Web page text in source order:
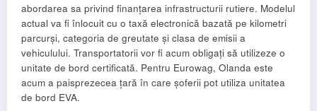
abordarea sa privind finanțarea infrastructurii rutiere. Modelul
actual va fi înlocuit cu o taxă electronică bazată pe kilometri
parcurși, categoria de greutate și clasa de emisii a
vehiculului. Transportatorii vor fi acum obligați să utilizeze o
unitate de bord certificată. Pentru Eurowag, Olanda este
acum a paisprezecea țară în care șoferii pot utiliza unitatea
de bord EVA.